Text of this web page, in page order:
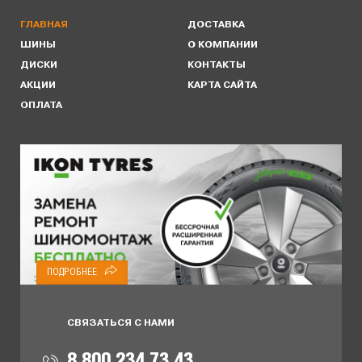
ГЛАВНАЯ
ШИНЫ
ДИСКИ
АКЦИИ
ОПЛАТА
ДОСТАВКА
О КОМПАНИИ
КОНТАКТЫ
КАРТА САЙТА
ПОДРОБНЕЕ
СВЯЗАТЬСЯ С НАМИ